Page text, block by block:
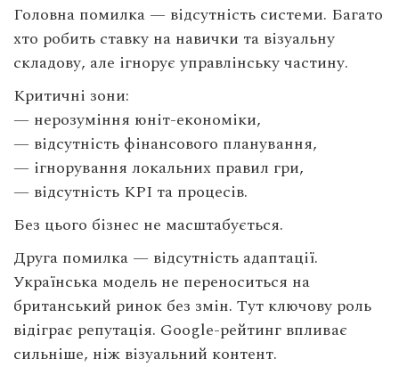
Головна помилка — відсутність системи. Багато
хто робить ставку на навички та візуальну
складову, але ігнорує управлінську частину.
Критичні зони:
— нерозуміння юніт-економіки,
— відсутність фінансового планування,
— ігнорування локальних правил гри,
— відсутність KPI та процесів.
Без цього бізнес не масштабується.
Друга помилка — відсутність адаптації.
Українська модель не переноситься на
британський ринок без змін. Тут ключову роль
відіграє репутація. Google-рейтинг впливає
сильніше, ніж візуальний контент.